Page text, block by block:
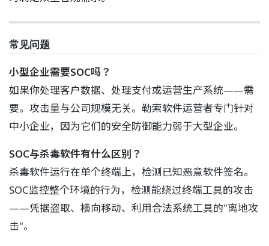
常见问题
小型企业需要SOC吗？
如果你处理客户数据、处理支付或运营生产系统——需
要。攻击量与公司规模无关。勒索软件运营者专门针对
中小企业，因为它们的安全防御能力弱于大型企业。
SOC与杀毒软件有什么区别？
杀毒软件运行在单个终端上，检测已知恶意软件签名。
SOC监控整个环境的行为，检测能绕过终端工具的攻击
——凭据盗取、横向移动、利用合法系统工具的"离地攻
击"。